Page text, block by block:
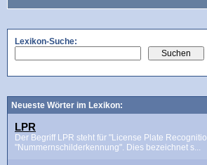
Lexikon-Suche:
Neueste Wörter im Lexikon:
LPR
Der Begriff LPR steht für "License Plate
"Nummernschilderkennung". Dies bezeichnet s...